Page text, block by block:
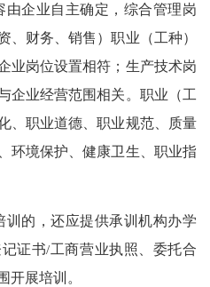
由企业自主确定，综合管理岗
、财务、销售）职业（工种）
业岗位设置相符；生产技术岗
企业经营范围相关。职业（工
、职业道德、职业规范、质量
环境保护、健康卫生、职业指
训的，还应提供承训机构办学
证书/工商营业执照、委托合
开展培训。